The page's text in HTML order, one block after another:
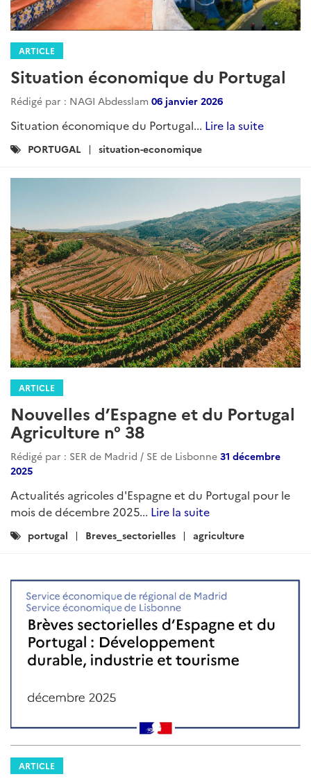
ARTICLE
Situation économique du Portugal
Rédigé par : NAGI Abdesslam 06 janvier 2026
Situation économique du Portugal... Lire la suite
Catégories
PORTUGAL situation-economique
ARTICLE
Nouvelles d’Espagne et du Portugal
Agriculture n° 38
Rédigé par : SER de Madrid / SE de Lisbonne 31 décembre
2025
Actualités agricoles d'Espagne et du Portugal pour le
mois de décembre 2025... Lire la suite
Catégories
portugal Breves_sectorielles agriculture
ARTICLE